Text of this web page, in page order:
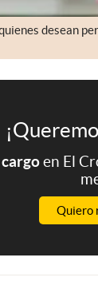
desean
en El
Quiero